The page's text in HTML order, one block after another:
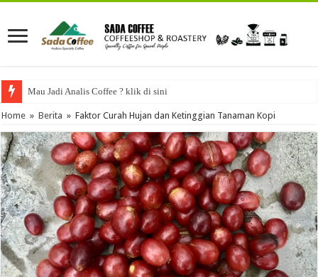
Mau Jadi Analis Coffee ? klik di sini
Home » Berita » Faktor Curah Hujan dan Ketinggian Tanaman Kopi